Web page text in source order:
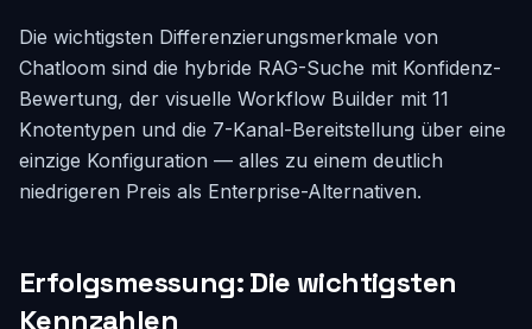
Die wichtigsten Differenzierungsmerkmale von
Chatloom sind die hybride RAG-Suche mit Konfidenz-
Bewertung, der visuelle Workflow Builder mit 11
Knotentypen und die 7-Kanal-Bereitstellung über eine
einzige Konfiguration — alles zu einem deutlich
niedrigeren Preis als Enterprise-Alternativen.
Erfolgsmessung: Die wichtigsten
Kennzahlen